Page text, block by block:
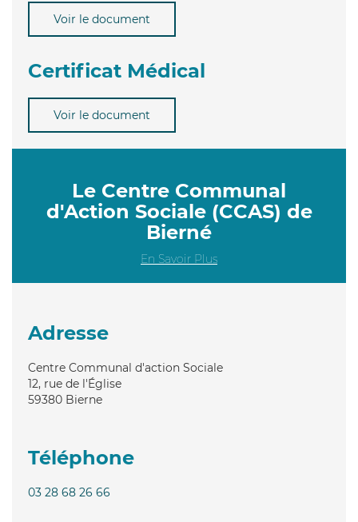
Voir le document
Certificat Médical
Voir le document
Le Centre Communal
d'Action Sociale (CCAS) de
Bierné
En Savoir Plus
Adresse
Centre Communal d'action Sociale
12, rue de l'Église
59380 Bierne
Téléphone
03 28 68 26 66